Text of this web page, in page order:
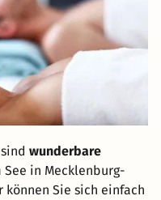
wunderbare
in Mecklenburg-
Sie sich einfach